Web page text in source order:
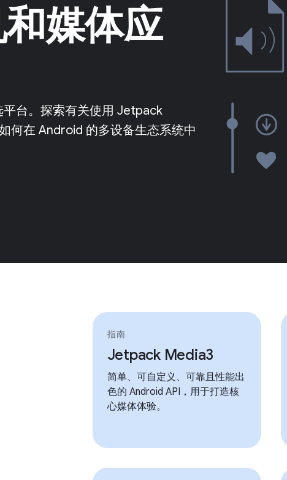
媒体应
台。探索有关使用 Jetpack
何在 Android 的多设备生态系统中
指南
Jetpack Media3
简单、可自定义、可靠且性能出
色的 Android API，用于打造核
心媒体体验。